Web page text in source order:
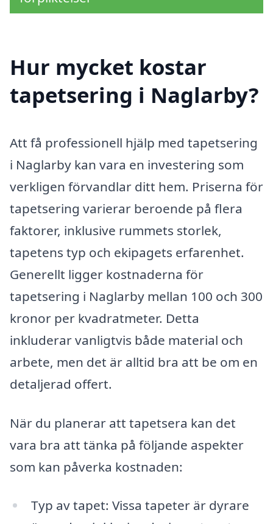
Hur mycket kostar
tapetsering i Naglarby?
Att få professionell hjälp med tapetsering
i Naglarby kan vara en investering som
verkligen förvandlar ditt hem. Priserna för
tapetsering varierar beroende på flera
faktorer, inklusive rummets storlek,
tapetens typ och ekipagets erfarenhet.
Generellt ligger kostnaderna för
tapetsering i Naglarby mellan 100 och 300
kronor per kvadratmeter. Detta
inkluderar vanligtvis både material och
arbete, men det är alltid bra att be om en
detaljerad offert.
När du planerar att tapetsera kan det
vara bra att tänka på följande aspekter
som kan påverka kostnaden:
Typ av tapet: Vissa tapeter är dyrare